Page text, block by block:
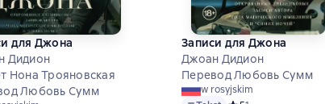
для Джона
Дидион
Нона Трояновская
Любовь Сумм
Записи для Джона
Джоан Дидион
Перевод Любовь Сумм
w rosyjskim